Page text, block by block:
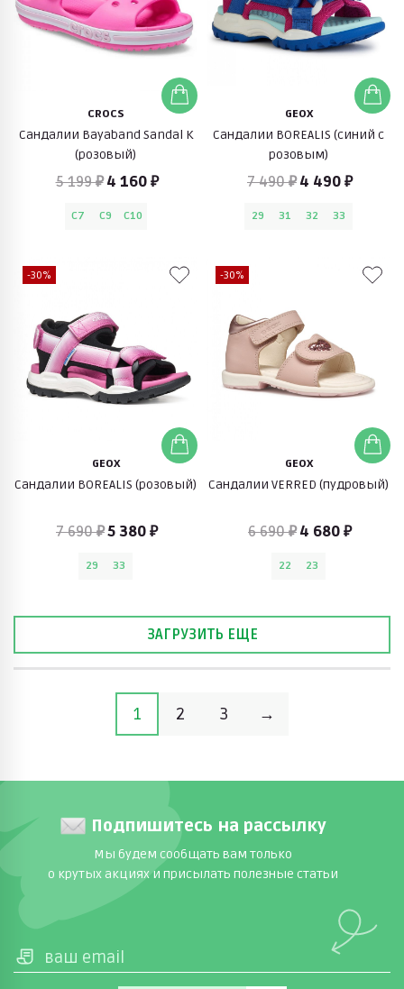
CROCS
Сандалии Bayaband Sandal K
(розовый)
5 199 ₽ 4 160 ₽
C7 C9 C10
GEOX
Сандалии BOREALIS (синий с
розовым)
7 490 ₽ 4 490 ₽
29 31 32 33
-30%
GEOX
Сандалии BOREALIS (розовый)
7 690 ₽5 380 ₽
29 33
-30%
GEOX
Сандалии VERRED (пудровый)
6 690 ₽ 4 680 ₽
22 23
ЗАГРУЗИТЬ ЕЩЕ
1 2 3 →
Подпишитесь на рассылку
Мы будем сообщать вам только
о крутых акциях и присылать полезные статьи